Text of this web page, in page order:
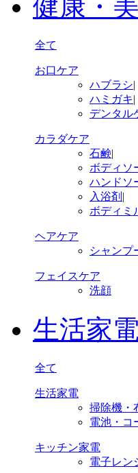
健康・
全て
お口ケア
ハブラシ|
ハミガキ|
デンタル
カラダケア
石鹸|
ボディソ
ハンドソ
入浴剤 |
ボディミ
ヘアケア
シャンプ
フェイスケア
洗顔
生活家
全て
生活家電
掃除機・
電池・コ
キッチン家電
電子レン